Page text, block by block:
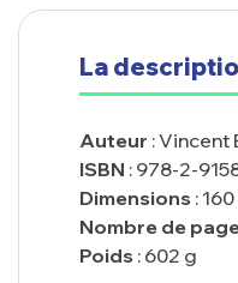
La
Auteur : Vincent
ISBN : 978-2-
Dimensions :
Nombre de
Poids : 602 g